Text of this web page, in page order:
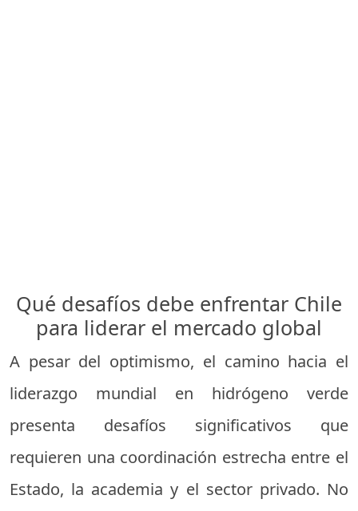
Qué desafíos debe enfrentar Chile
para liderar el mercado global
A pesar del optimismo, el camino hacia el
liderazgo mundial en hidrógeno verde
presenta desafíos significativos que
requieren una coordinación estrecha entre el
Estado, la academia y el sector privado. No